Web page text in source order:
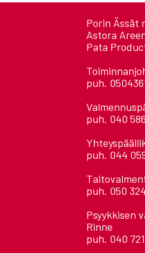
Porin Ässät
Astora
Pata
puh.
puh. 040
puh. 044
puh. 050
Psyykkisen
Rinne
puh. 040